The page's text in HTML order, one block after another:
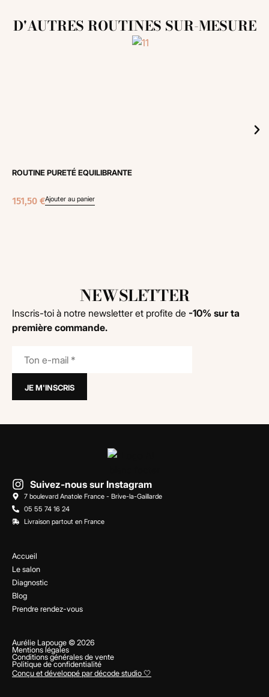
D'AUTRES ROUTINES SUR-MESURE
ROUTINE PURETÉ EQUILIBRANTE
151,50 €Ajouter au panier
NEWSLETTER
Inscris-toi à notre newsletter et profite de -10% sur ta
première commande.
Accueil
Le salon
Diagnostic
Blog
Prendre rendez-vous
Suivez-nous sur Instagram
7 boulevard Anatole France - Brive-la-Gaillarde
05 55 74 16 24
Livraison partout en France
Aurélie Lapouge © 2026
Mentions légales
Conditions générales de vente
Politique de confidentialité
Conçu et développé par décode studio 🤍